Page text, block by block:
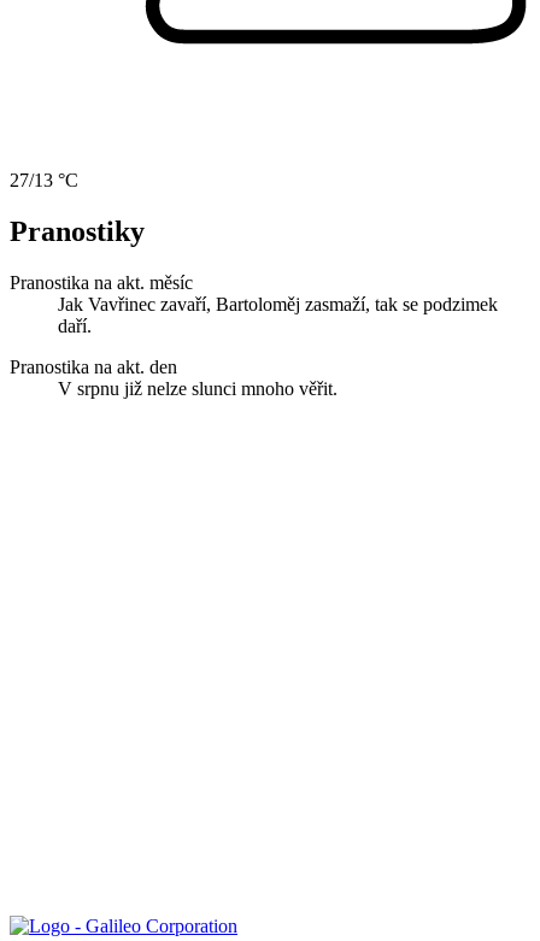
27/13 °C
Pranostiky
Pranostika na akt. měsíc
Jak Vavřinec zavaří, Bartoloměj zasmaží, tak se podzimek
daří.
Pranostika na akt. den
V srpnu již nelze slunci mnoho věřit.